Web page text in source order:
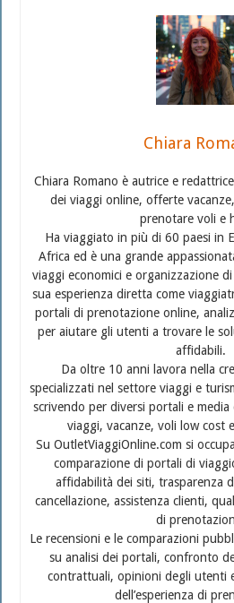
Chiara
Chiara Romano è autrice e
dei viaggi online, offerte
prenotare voli e
Ha viaggiato in più di 60 paesi in
Africa ed è una grande
viaggi economici e organizzazione
sua esperienza diretta come
portali di prenotazione online,
per aiutare gli utenti a trovare le
affidabili.
Da oltre 10 anni lavora nella
specializzati nel settore viaggi e
scrivendo per diversi portali e
viaggi, vacanze, voli low cost
Su OutletViaggiOnline.com si
comparazione di portali di
affidabilità dei siti, trasparenza
cancellazione, assistenza clienti,
di
Le recensioni e le comparazioni
su analisi dei portali, confronto
contrattuali, opinioni degli utenti
dell’esperienza di